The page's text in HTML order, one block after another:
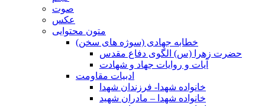
صوت
عکس
متون محتوایی
خطابه جهادی (سوژه های سخن)
حضرت زهرا (س) الگوی دفاع مقدس
آیات و روایات جهاد و شهادت
ادبیات مقاومت
خانواده شهدا- فرزندان شهدا
خانواده شهدا – مادران شهید